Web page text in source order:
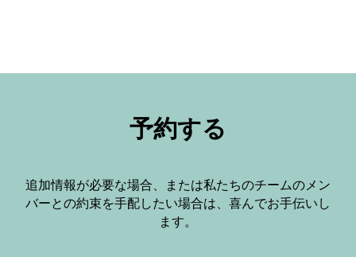
予約する
追加情報が必要な場合、または私たちのチームのメン
バーとの約束を手配したい場合は、喜んでお手伝いし
ます。